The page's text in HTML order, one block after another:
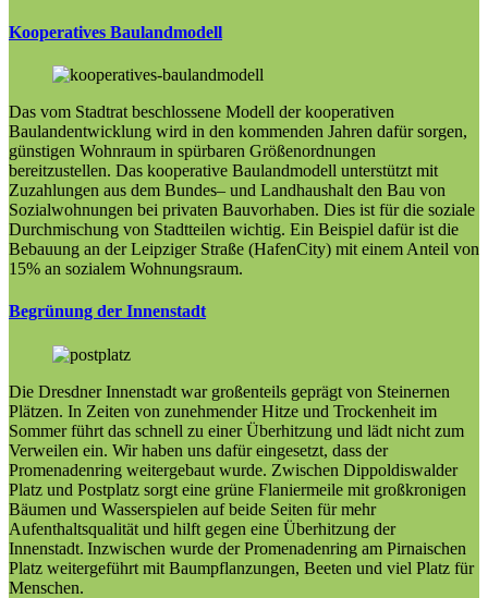
Kooperatives Baulandmodell
Das vom Stadtrat beschlossene Modell der kooperativen
Baulandentwicklung wird in den kommenden Jahren dafür sorgen,
günstigen Wohnraum in spürbaren Größenordnungen
bereitzustellen. Das kooperative Baulandmodell unterstützt mit
Zuzahlungen aus dem Bundes– und Landhaushalt den Bau von
Sozialwohnungen bei privaten Bauvorhaben. Dies ist für die soziale
Durchmischung von Stadtteilen wichtig. Ein Beispiel dafür ist die
Bebauung an der Leipziger Straße (HafenCity) mit einem Anteil von
15% an sozialem Wohnungsraum.
Begrünung der Innenstadt
Die Dresdner Innenstadt war großenteils geprägt von Steinernen
Plätzen. In Zeiten von zunehmender Hitze und Trockenheit im
Sommer führt das schnell zu einer Überhitzung und lädt nicht zum
Verweilen ein. Wir haben uns dafür eingesetzt, dass der
Promenadenring weitergebaut wurde. Zwischen Dippoldiswalder
Platz und Postplatz sorgt eine grüne Flaniermeile mit großkronigen
Bäumen und Wasserspielen auf beide Seiten für mehr
Aufenthaltsqualität und hilft gegen eine Überhitzung der
Innenstadt. Inzwischen wurde der Promenadenring am Pirnaischen
Platz weitergeführt mit Baumpflanzungen, Beeten und viel Platz für
Menschen.